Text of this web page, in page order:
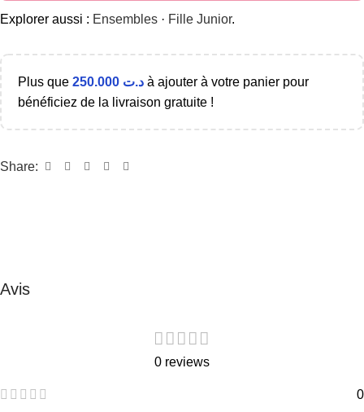
Explorer aussi : Ensembles · Fille Junior.
Plus que د.ت à ajouter à votre panier pour
bénéficiez de la livraison gratuite !
Share:
Avis
0 reviews
0